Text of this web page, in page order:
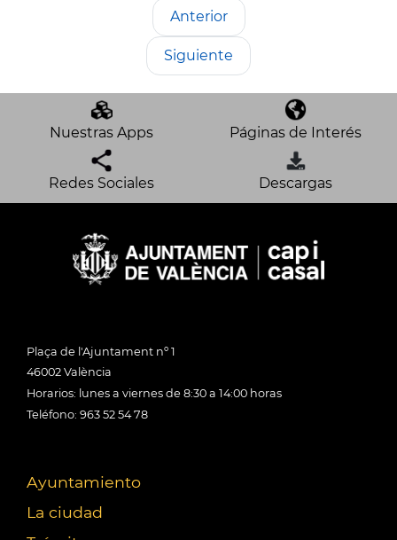
Anterior
Siguiente
Nuestras Apps Páginas de Interés
Redes Sociales Descargas
Plaça de l'Ajuntament nº 1
46002 València
Horarios: lunes a viernes de 8:30 a 14:00 horas
Teléfono: 963 52 54 78
Ayuntamiento
La ciudad